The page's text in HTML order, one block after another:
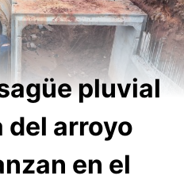
pluvial
del arroyo
en el